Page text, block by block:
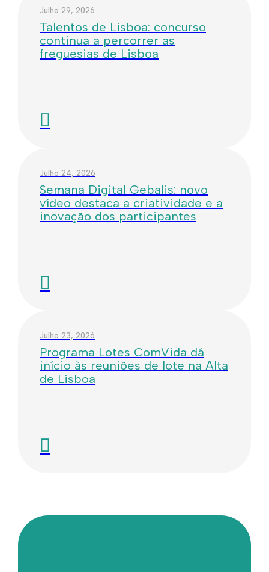
Julho 29, 2026
Talentos de Lisboa: concurso
continua a percorrer as
freguesias de Lisboa
Julho 24, 2026
Semana Digital Gebalis: novo
vídeo destaca a criatividade e a
inovação dos participantes
Julho 23, 2026
Programa Lotes ComVida dá
início às reuniões de lote na Alta
de Lisboa